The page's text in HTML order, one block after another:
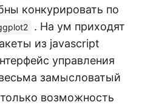
конкурировать по
. На ум приходят
из javascript
управления
замысловатый
возможность